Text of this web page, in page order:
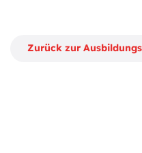
Zurück zur